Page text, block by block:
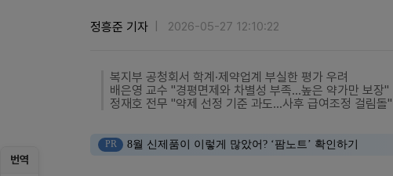
번역
정흥준 기자 2026-05-27 12:10:22
복지부 공청회서 학계·제약업계 부실한 평가 우려
배은영 교수 "경평면제와 차별성 부족...높은 약가만 보장"
정재호 전무 "약제 선정 기준 과도...사후 급여조정 걸림돌"
PR 8월 신제품이 이렇게 많았어? ‘팜노트’ 확인하기